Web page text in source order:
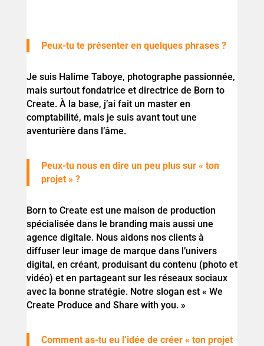
Peux-tu te présenter en quelques phrases ?
Je suis Halime Taboye, photographe passionnée,
mais surtout fondatrice et directrice de Born to
Create. À la base, j’ai fait un master en
comptabilité, mais je suis avant tout une
aventurière dans l’âme.
Peux-tu nous en dire un peu plus sur « ton
projet » ?
Born to Create est une maison de production
spécialisée dans le branding mais aussi une
agence digitale. Nous aidons nos clients à
diffuser leur image de marque dans l’univers
digital, en créant, produisant du contenu (photo et
vidéo) et en partageant sur les réseaux sociaux
avec la bonne stratégie. Notre slogan est « We
Create Produce and Share with you. »
Comment as-tu eu l’idée de créer « ton projet